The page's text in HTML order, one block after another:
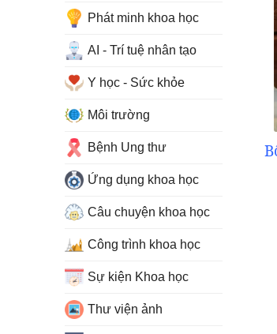
Phát minh khoa học
AI - Trí tuệ nhân tạo
Y học - Sức khỏe
Môi trường
Bệnh Ung thư
Ứng dụng khoa học
Câu chuyện khoa học
Công trình khoa học
Sự kiện Khoa học
Thư viện ảnh